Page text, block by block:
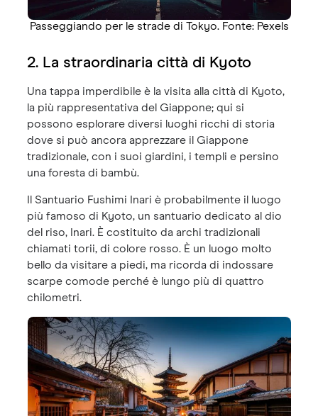
Passeggiando per le strade di Tokyo. Fonte: Pexels
2. La straordinaria città di Kyoto
Una tappa imperdibile è la visita alla città di Kyoto,
la più rappresentativa del Giappone; qui si
possono esplorare diversi luoghi ricchi di storia
dove si può ancora apprezzare il Giappone
tradizionale, con i suoi giardini, i templi e persino
una foresta di bambù.
Il Santuario Fushimi Inari è probabilmente il luogo
più famoso di Kyoto, un santuario dedicato al dio
del riso, Inari. È costituito da archi tradizionali
chiamati torii, di colore rosso. È un luogo molto
bello da visitare a piedi, ma ricorda di indossare
scarpe comode perché è lungo più di quattro
chilometri.